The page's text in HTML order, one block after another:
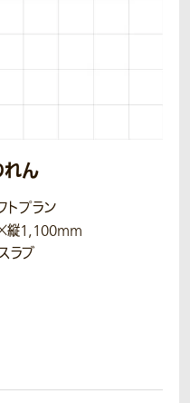
ん
トプラン
縦1,100mm
ラブ